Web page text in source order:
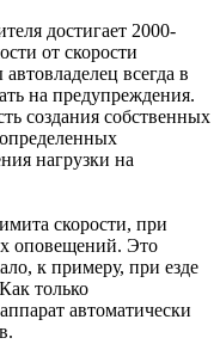
достигает 2000-
от скорости
всегда в
на предупреждения.
создания собственных
нагрузки на
скорости, при
оповещений. Это
к примеру, при езде
только
автоматически